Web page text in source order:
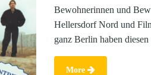
Bewohnerinnen und
Hellersdorf Nord und
ganz Berlin haben diesen
More